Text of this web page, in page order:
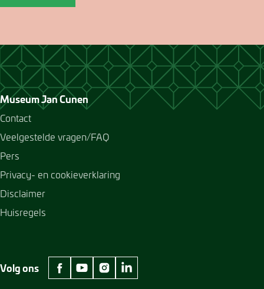
Museum Jan Cunen
Contact
Veelgestelde vragen/FAQ
Pers
Privacy- en cookieverklaring
Disclaimer
Huisregels
Volg ons
facebook Museum Jan Cunen
youtube Museum Jan Cunen
instagram Museum Jan Cunen
linkedin Museum Jan Cunen